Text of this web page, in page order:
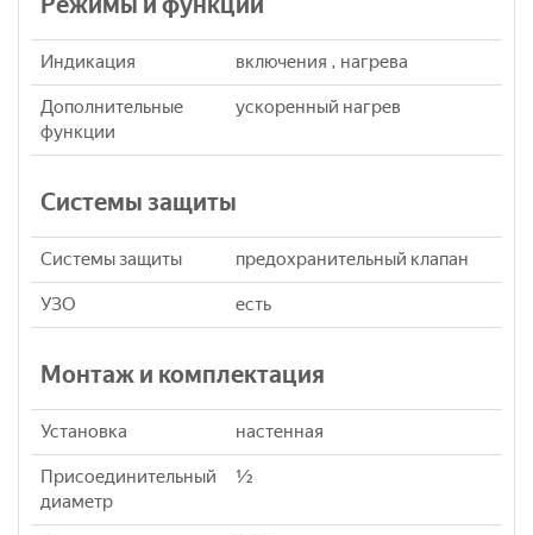
Индикация включения , нагрева
Дополнительные
функции
ускоренный нагрев
Системы защиты
Системы защиты предохранительный клапан
УЗО eсть
Монтаж и комплектация
Установка настенная
Присоединительный
диаметр
½